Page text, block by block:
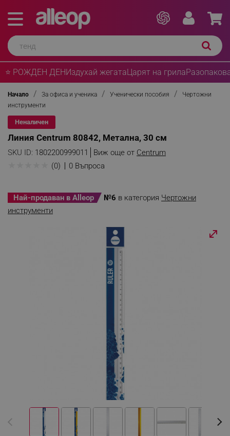
⭐ РОЖДЕН ДЕНИздухай жегатаЦарят на грила
Начало За офиса и ученика Ученически пособия
Чертожни
инструменти
Неналичен
Линия Centrum 80842, Метална, 30 см
SKU ID: 1802200999011 Виж още от Centrum
(0) 0 Въпроса
Най-продаван в Alleop №6 в категория Чертожни
инструменти